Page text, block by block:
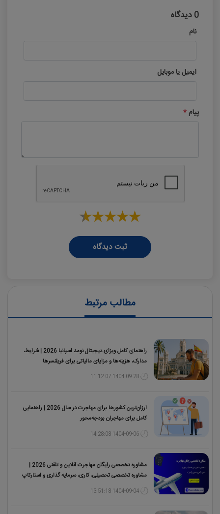
0 دیدگاه
نام
ایمیل یا موبایل
پیام *
ثبت دیدگاه
مطالب مرتبط
راهنمای کامل ویزای دیجیتال نومد اسپانیا 2026 | شرایط،
مدارک، هزینه‌ها و مزایای مالیاتی برای فریلنسرها
1404-09-28 11:12:07
ارزان‌ترین کشورها برای مهاجرت در سال 2026 | راهنمایی
کامل برای مهاجران بودجه‌محور
1404-09-06 14:28:08
مشاوره تخصصی رایگان مهاجرت آنلاین و تلفنی 2026 |
مشاوره تخصصی تحصیلی، کاری، سرمایه گذاری و استارتاپ
1404-09-04 13:51:18